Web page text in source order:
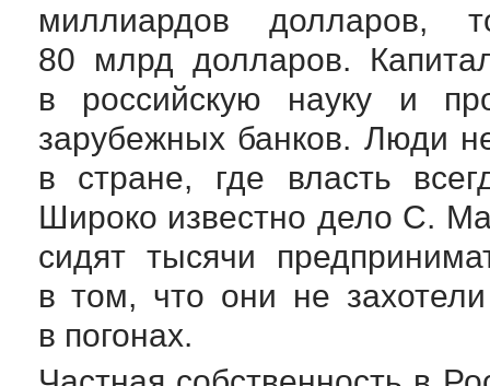
миллиардов
80 млрд долларов.
в российскую науку и
зарубежных банков. Люди
в стране, где власть
Широко известно дело С.
сидят тысячи
в том, что они не
в погонах.